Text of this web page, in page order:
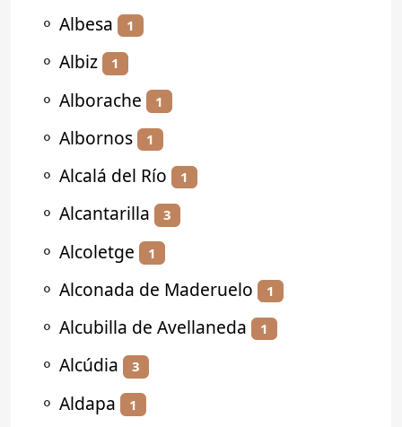
⚬ Albesa 1
⚬ Albiz 1
⚬ Alborache 1
⚬ Albornos 1
⚬ Alcalá del Río 1
⚬ Alcantarilla 3
⚬ Alcoletge 1
⚬ Alconada de Maderuelo 1
⚬ Alcubilla de Avellaneda 1
⚬ Alcúdia 3
⚬ Aldapa 1